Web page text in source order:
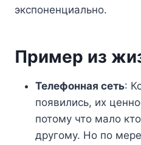
экспоненциально.
Пример из
Телефонная сеть:
появились, их
потому что мало
другому. Но по